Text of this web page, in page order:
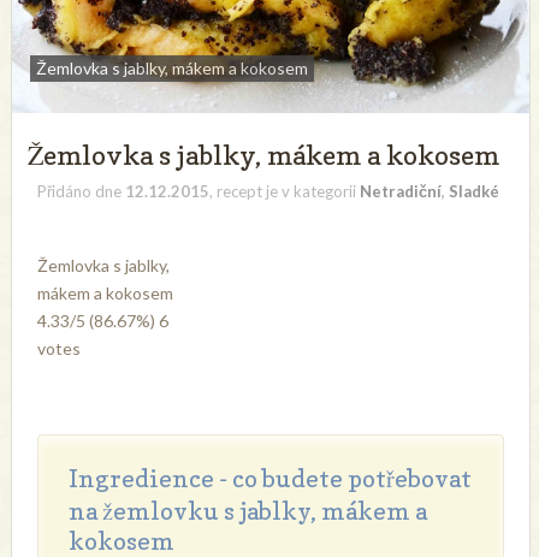
Žemlovka s jablky, mákem a kokosem
Žemlovka s jablky, mákem a kokosem
Přidáno dne 12.12.2015, recept je v kategorii Netradiční, Sladké
Žemlovka s jablky,
mákem a kokosem
4.33/5 (86.67%)6
votes
Ingredience - co budete potřebovat
na žemlovku s jablky, mákem a
kokosem